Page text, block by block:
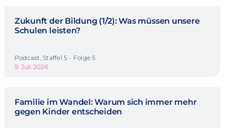
Zukunft der Bildung (1/2): Was müssen unsere
Schulen leisten?
Podcast, Staffel 5 - Folge 5
9. Juli 2026
Familie im Wandel: Warum sich immer mehr
gegen Kinder entscheiden